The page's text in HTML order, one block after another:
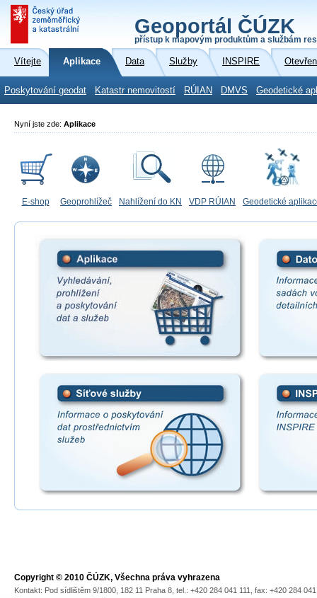
Geoportál ČÚZK
přístup k mapovým produktům a službám
Vítejte Aplikace Data Služby INSPIRE
Poskytování geodat Katastr nemovitostí RÚIAN DMVS Geodetické
Nyní jste zde: Aplikace
E-shop Geoprohlížeč Nahlížení do KN VDP RÚIAN Geodetické
Copyright © 2010 ČÚZK, Všechna práva vyhrazena
Kontakt: Pod sídlištěm 9/1800, 182 11 Praha 8, tel.: +420 284 041 111, fax: +420 284